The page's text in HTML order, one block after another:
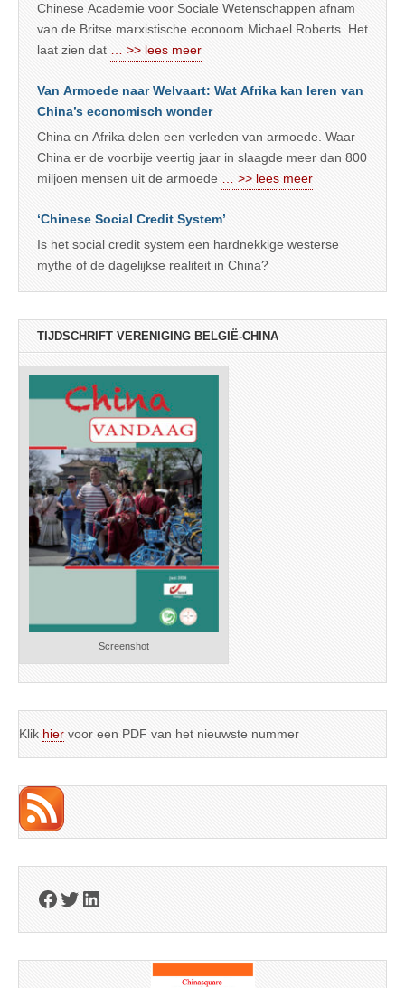
Chinese Academie voor Sociale Wetenschappen afnam
van de Britse marxistische econoom Michael Roberts. Het
laat zien dat … >> lees meer
Van Armoede naar Welvaart: Wat Afrika kan leren van
China’s economisch wonder
China en Afrika delen een verleden van armoede. Waar
China er de voorbije veertig jaar in slaagde meer dan 800
miljoen mensen uit de armoede … >> lees meer
‘Chinese Social Credit System’
Is het social credit system een hardnekkige westerse
mythe of de dagelijkse realiteit in China?
TIJDSCHRIFT VERENIGING BELGIË-CHINA
Screenshot
Klik hier voor een PDF van het nieuwste nummer
Facebook
Twitter
LinkedIn